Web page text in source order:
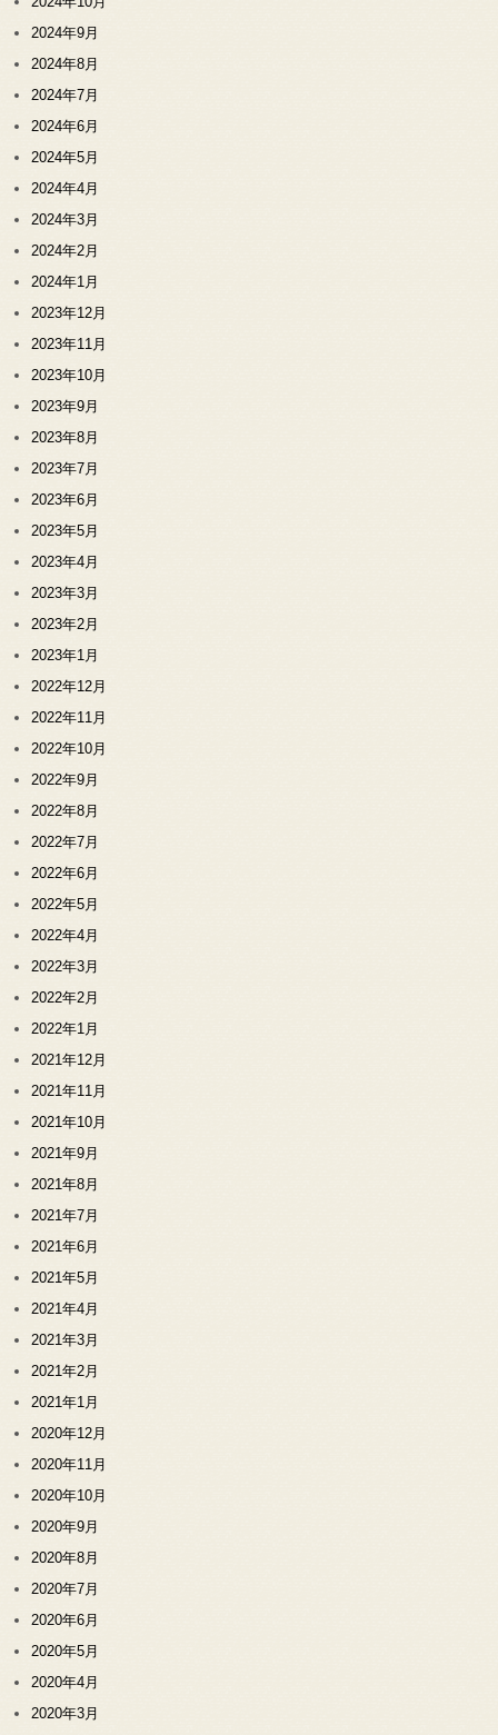
2024年9月
2024年8月
2024年7月
2024年6月
2024年5月
2024年4月
2024年3月
2024年2月
2024年1月
2023年12月
2023年11月
2023年10月
2023年9月
2023年8月
2023年7月
2023年6月
2023年5月
2023年4月
2023年3月
2023年2月
2023年1月
2022年12月
2022年11月
2022年10月
2022年9月
2022年8月
2022年7月
2022年6月
2022年5月
2022年4月
2022年3月
2022年2月
2022年1月
2021年12月
2021年11月
2021年10月
2021年9月
2021年8月
2021年7月
2021年6月
2021年5月
2021年4月
2021年3月
2021年2月
2021年1月
2020年12月
2020年11月
2020年10月
2020年9月
2020年8月
2020年7月
2020年6月
2020年5月
2020年4月
2020年3月